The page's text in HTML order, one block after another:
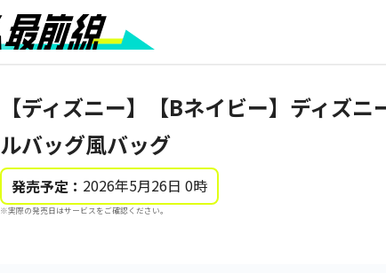
【ディズニー】【Bネイビー】ディズ
ルバッグ風バッグ
発売予定： 2026年5月26日 0時
※実際の発売日はサービスをご確認ください。